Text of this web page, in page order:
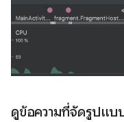
ดูข้อความที่จัดรูปแบ